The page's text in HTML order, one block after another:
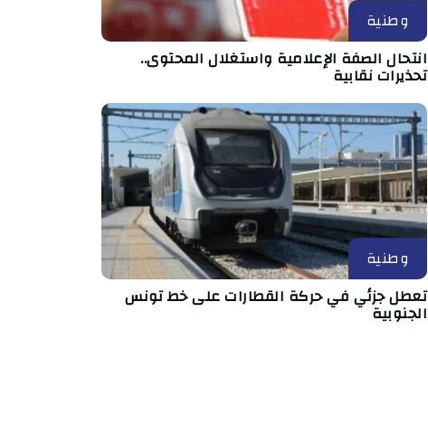
وطنية
انتحال الصفة الإعلامية واستغلال المحتوى..
تحذيرات نقابية
وطنية
تعطل جزئي في حركة القطارات على خط تونس
الجنوبية